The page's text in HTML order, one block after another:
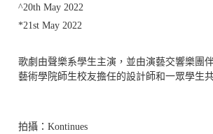
^20th May 2022
*21st May 2022
歌劇由聲樂系學生主演，並由演藝交響樂團
藝術學院師生校友擔任的設計師和一眾學生
拍攝： Kontinues